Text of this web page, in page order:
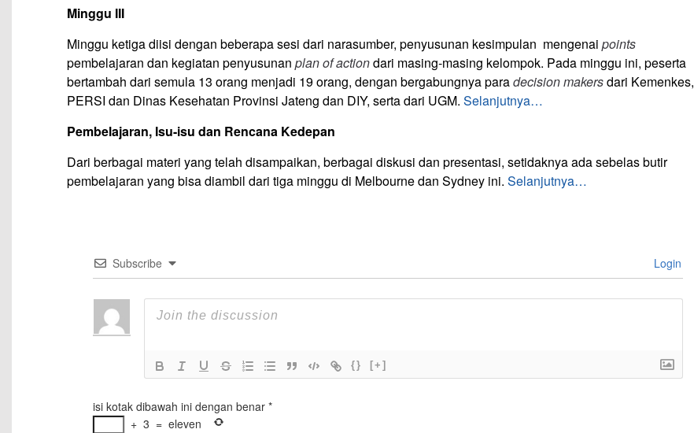
Minggu III
Minggu ketiga diisi dengan beberapa sesi dari narasumber, penyusunan kesimpulan mengenai points
pembelajaran dan kegiatan penyusunan plan of actiondari masing-masing kelompok. Pada minggu ini, peserta
bertambah dari semula 13 orang menjadi 19 orang, dengan bergabungnya paradecision makersdari Kemenkes,
PERSI dan Dinas Kesehatan Provinsi Jateng dan DIY, serta dari UGM. Selanjutnya…
Pembelajaran, Isu-isu dan Rencana Kedepan
Dari berbagai materi yang telah disampaikan, berbagai diskusi dan presentasi, setidaknya ada sebelas butir
pembelajaran yang bisa diambil dari tiga minggu di Melbourne dan Sydney ini. Selanjutnya…
Subscribe Login
{} [+]
isi kotak dibawah ini dengan benar*
+ 3 = eleven